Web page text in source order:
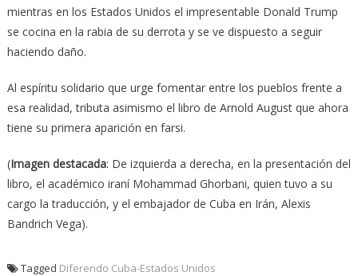
mientras en los Estados Unidos el impresentable Donald Trump
se cocina en la rabia de su derrota y se ve dispuesto a seguir
haciendo daño.
Al espíritu solidario que urge fomentar entre los pueblos frente a
esa realidad, tributa asimismo el libro de Arnold August que ahora
tiene su primera aparición en farsi.
(Imagen destacada: De izquierda a derecha, en la presentación del
libro, el académico iraní Mohammad Ghorbani, quien tuvo a su
cargo la traducción, y el embajador de Cuba en Irán, Alexis
Bandrich Vega).
Tagged Diferendo Cuba-Estados Unidos